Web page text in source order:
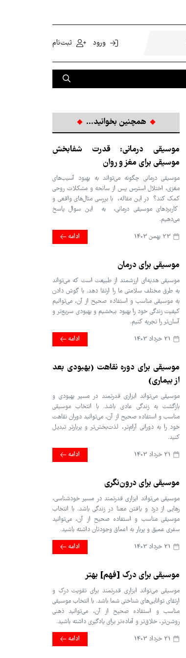
ورود ثبت‌نام
همچنین بخوانید...
موسیقی درمانی: قدرت شفابخش
موسیقی برای مغز و روان
موسیقی درمانی چگونه می‌تواند به بهبود آسیب‌های
مغزی، اختلال استرس پس از سانحه و مشکلات روحی
کمک کند؟ در این مقاله، با بررسی مثال‌های واقعی و
کاربردهای موسیقی درمانی، به این سوال پاسخ
می‌دهیم.
ادامه
موسیقی برای درمان
موسیقی هدیه‌ای ارزشمند از طبیعت است که می‌تواند
به طرق مختلف سلامتی ما را ارتقا دهد. با گوش دادن
به موسیقی مناسب و استفاده صحیح از آن، می‌توانیم
کیفیت زندگی خود را بهبود ببخشیم و بهبودی سریع‌تر و
آسان‌تر را تجربه کنیم.
ادامه
موسیقی برای دوره نقاهت (بهبودی بعد
از بیماری)
موسیقی می‌تواند ابزاری قدرتمند در مسیر بهبودی و
بازگشت به زندگی عادی باشد. با انتخاب موسیقی
مناسب و استفاده صحیح از آن، می‌توانید دوران نقاهت
خود را به دورانی آرام‌تر، لذت‌بخش‌تر و پربارتر تبدیل
کنید.
ادامه
موسیقی برای درون‌نگری
موسیقی می‌تواند ابزاری قدرتمند در مسیر خودشناسی،
رهایی از درد و یافتن معنا در زندگی باشد. با انتخاب
موسیقی مناسب و استفاده صحیح از آن، می‌توانید
سفری عمیق و پربار به اعماق وجودتان داشته باشید.
ادامه
موسیقی برای درک [فهم] بهتر
موسیقی می‌تواند ابزاری قدرتمند برای تقویت درک و
ارتقای توانایی‌های شناختی شما باشد. با انتخاب موسیقی
مناسب و استفاده صحیح از آن، می‌توانید ذهنی
روشن‌تر، خلاق‌تر و آماده‌تر برای یادگیری داشته باشید.
ادامه